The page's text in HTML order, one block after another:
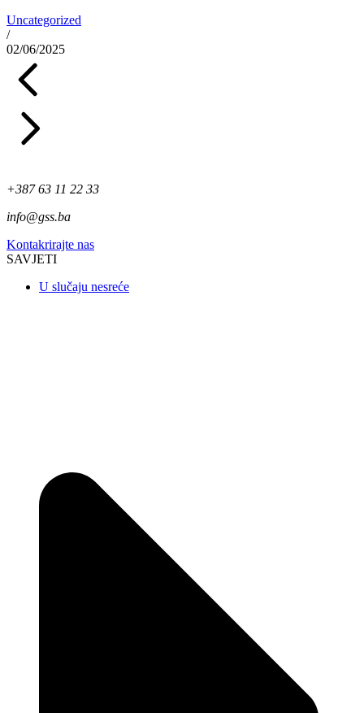
Uncategorized
/
02/06/2025
+387 63 11 22 33
info@gss.ba
Kontakrirajte nas
SAVJETI
U slučaju nesreće